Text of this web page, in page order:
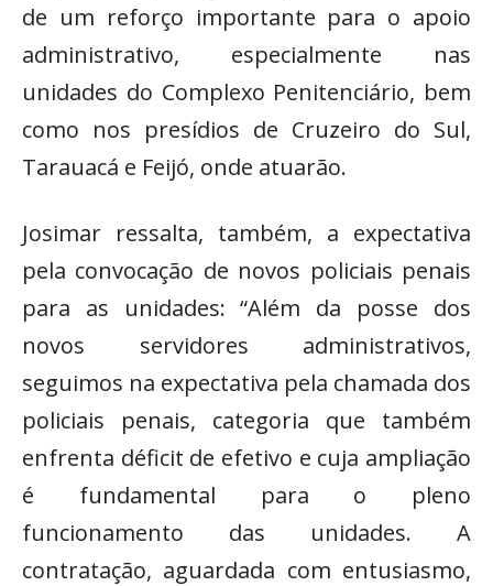
de um reforço importante para o apoio
administrativo, especialmente nas
unidades do Complexo Penitenciário, bem
como nos presídios de Cruzeiro do Sul,
Tarauacá e Feijó, onde atuarão.
Josimar ressalta, também, a expectativa
pela convocação de novos policiais penais
para as unidades: “Além da posse dos
novos servidores administrativos,
seguimos na expectativa pela chamada dos
policiais penais, categoria que também
enfrenta déficit de efetivo e cuja ampliação
é fundamental para o pleno
funcionamento das unidades. A
contratação, aguardada com entusiasmo,